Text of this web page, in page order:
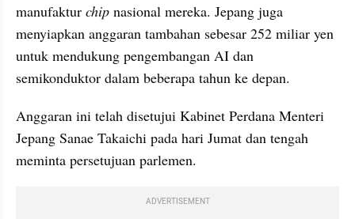
manufaktur chip nasional mereka. Jepang juga
menyiapkan anggaran tambahan sebesar 252 miliar yen
untuk mendukung pengembangan AI dan
semikonduktor dalam beberapa tahun ke depan.
Anggaran ini telah disetujui Kabinet Perdana Menteri
Jepang Sanae Takaichi pada hari Jumat dan tengah
meminta persetujuan parlemen.
ADVERTISEMENT